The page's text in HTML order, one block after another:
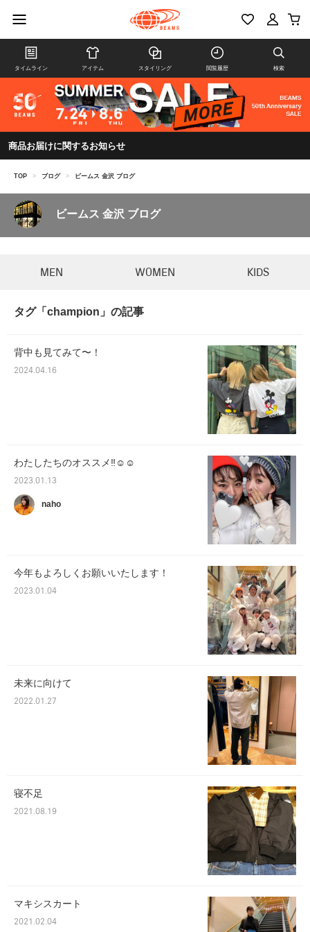
タイムライン アイテム スタイリング 閲覧履歴 検索
商品お届けに関するお知らせ
TOP > ブログ > ビームス 金沢 ブログ
ビームス 金沢 ブログ
MEN WOMEN KIDS
タグ「champion」の記事
背中も見てみて〜！
2024.04.16
わたしたちのオススメ‼︎☺︎☺︎
2023.01.13
naho
今年もよろしくお願いいたします！
2023.01.04
未来に向けて
2022.01.27
寝不足
2021.08.19
マキシスカート
2021.02.04